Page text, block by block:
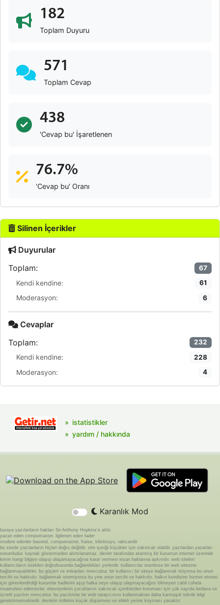
182
Toplam Duyuru
571
Toplam Cevap
438
'Cevap bu' İşaretlenen
76.7%
'Cevap bu' Oranı
Silinen İçerikler
Duyurular
Toplam:
67
Kendi kendine: 61
Moderasyon: 6
Cevaplar
Toplam:
232
Kendi kendine: 228
Moderasyon: 4
istatistikler
yardım / hakkında
Karanlık Mod
buraya yazılanların hakları Sir Anthony Hopkins'e aittir.
yazan eden compumaster, ilgilenen eden fader
modere edenler basond, compumaster, fraise, kibritsuyu, rakicandir
bu sitede yazılanların hiçbiri doğru değildir. site içeriği küçükler için sakıncalı olabilir. yazılardan yazarları
sorumludur. kaynak göstermeden alıntılanamaz. devlet tarafından atanmış bir kurumun internet üzerinde
kimin hangi bilgiye ulaşıp ulaşamayacağına karar vermesi insan haklarına aykırıdır. web siteleri
kullanıcıların istekleri doğrultusunda bağlandıkları yerlerdir. kullanıcılar isterlerse bir web sitesine
bağlanmayabilirler. bu güçleri ve imkanları mevcuttur. bir kullanıcı bir siteye bağlanmak istiyorsa bu onun
tercihi ve hakkıdır. bağlanmak istemiyorsa bu yine onun tercihi ve hakkıdır. halkın kendisine hizmet etmesi
için görevlendirdiği kurumlar hadlerini aşıp halka neye ulaşıp ulaşmayacağını bilmeyen cahil cühela
muamelesi edemezler. ebeveynlerin çocuklarını sakıncalı içeriklerden koruması için çok sayıda bedava ve
ücretli yazılım mevcuttur. bu yazılımlar bir web tarayıcısını kullanmaktan daha karmaşık teknik bilgi
gerektirmemektedir. devletin milletini küçük düşürmesi ve ebleh yerine koyması yasaktır.